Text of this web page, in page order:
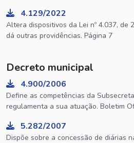
4.129/2022
Altera dispositivos da Lei nº 4.037, de
dá outras providências. Página 7
Decreto municipal
4.900/2006
Define as competências da
regulamenta a sua atuação. Boletim
5.282/2007
Dispõe sobre a concessão de diárias